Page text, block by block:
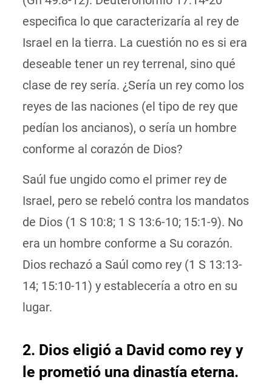
especifica lo que caracterizaría al rey de
Israel en la tierra. La cuestión no es si era
deseable tener un rey terrenal, sino qué
clase de rey sería. ¿Sería un rey como los
reyes de las naciones (el tipo de rey que
pedían los ancianos), o sería un hombre
conforme al corazón de Dios?
Saúl fue ungido como el primer rey de
Israel, pero se rebeló contra los mandatos
de Dios (1 S 10:8; 1 S 13:6-10; 15:1-9). No
era un hombre conforme a Su corazón.
Dios rechazó a Saúl como rey (1 S 13:13-
14; 15:10-11) y establecería a otro en su
lugar.
2. Dios eligió a David como rey y
le prometió una dinastía eterna.